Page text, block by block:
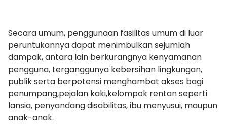
Secara umum, penggunaan fasilitas umum di luar
peruntukannya dapat menimbulkan sejumlah
dampak, antara lain berkurangnya kenyamanan
pengguna, terganggunya kebersihan lingkungan,
publik serta berpotensi menghambat akses bagi
penumpang,pejalan kaki,kelompok rentan seperti
lansia, penyandang disabilitas, ibu menyusui, maupun
anak-anak.